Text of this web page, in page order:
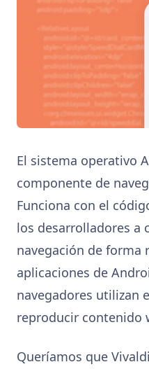
El sistema operativo
componente de
Funciona con el
los desarrolladores a
navegación de forma
aplicaciones de
navegadores utilizan
reproducir contenido
Queríamos que